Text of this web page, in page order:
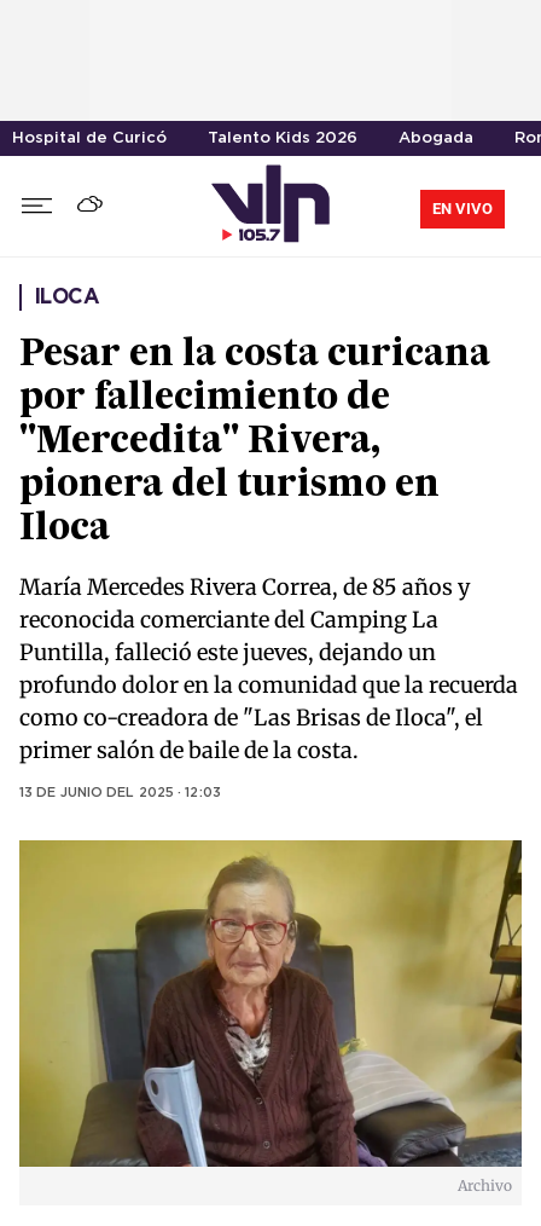
Hospital de Curicó Talento Kids 2026 Abogada
EN VIVO
ILOCA
Pesar en la costa curicana
por fallecimiento de
"Mercedita" Rivera,
pionera del turismo en
Iloca
María Mercedes Rivera Correa, de 85 años y
reconocida comerciante del Camping La
Puntilla, falleció este jueves, dejando un
profundo dolor en la comunidad que la recuerda
como co-creadora de "Las Brisas de Iloca", el
primer salón de baile de la costa.
13 DE JUNIO DEL 2025 · 12:03
Archivo